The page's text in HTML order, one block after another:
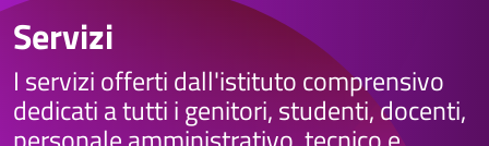
Servizi
I servizi offerti dall'istituto comprensivo
dedicati a tutti i genitori, studenti, docenti,